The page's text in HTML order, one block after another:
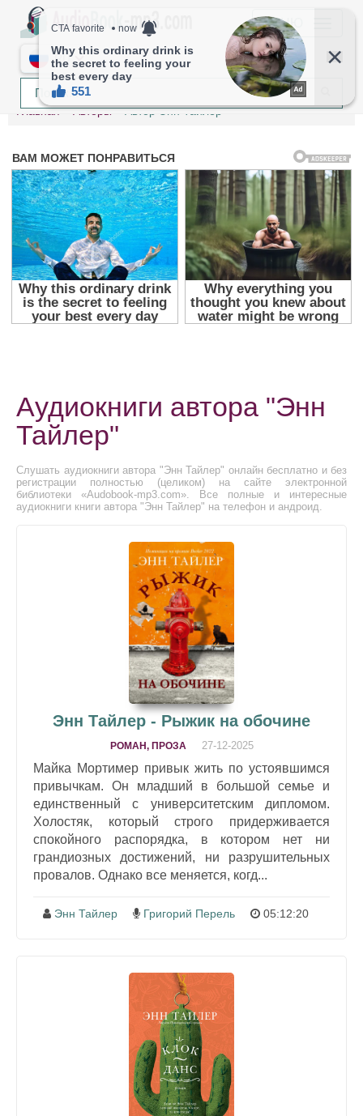
МЕНЮ
RU
Главная Авторы Автор Энн Тайлер
Аудиокниги автора "Энн
Тайлер"
Слушать аудиокниги автора "Энн Тайлер" онлайн бесплатно и без
регистрации полностью (целиком) на сайте электронной
библиотеки «Audobook-mp3.com». Все полные и интересные
аудиокниги книги автора "Энн Тайлер" на телефон и андроид.
Энн Тайлер - Рыжик на обочине
РОМАН, ПРОЗА 27-12-2025
Майка Мортимер привык жить по устоявшимся
привычкам. Он младший в большой семье и
единственный с университетским дипломом.
Холостяк, который строго придерживается
спокойного распорядка, в котором нет ни
грандиозных достижений, ни разрушительных
провалов. Однако все меняется, когд...
Энн Тайлер Григорий Перель 05:12:20